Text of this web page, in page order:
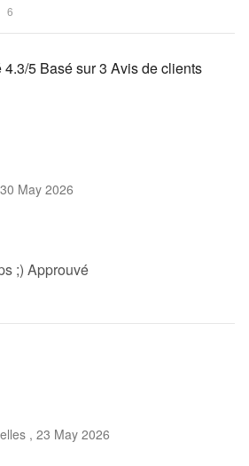
6
4.3/5 Basé sur3 Avis de clients
30 May 2026
;) Approuvé
, 23 May 2026